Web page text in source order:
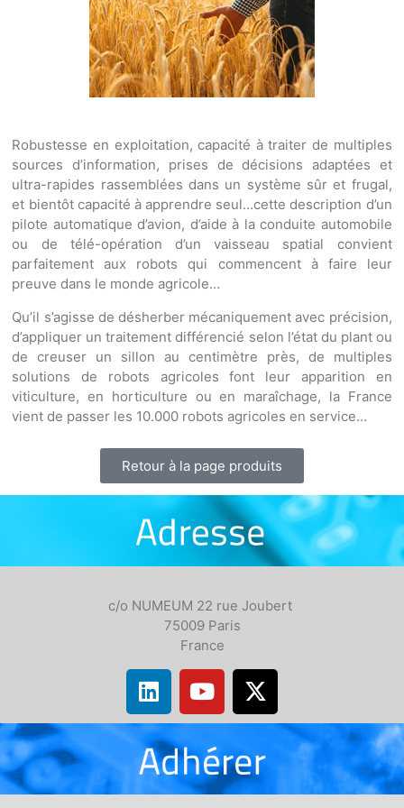
Robustesse en exploitation, capacité à traiter de multiples
sources d’information, prises de décisions adaptées et
ultra-rapides rassemblées dans un système sûr et frugal,
et bientôt capacité à apprendre seul…cette description d’un
pilote automatique d’avion, d’aide à la conduite automobile
ou de télé-opération d’un vaisseau spatial convient
parfaitement aux robots qui commencent à faire leur
preuve dans le monde agricole…
Qu’il s’agisse de désherber mécaniquement avec précision,
d’appliquer un traitement différencié selon l’état du plant ou
de creuser un sillon au centimètre près, de multiples
solutions de robots agricoles font leur apparition en
viticulture, en horticulture ou en maraîchage, la France
vient de passer les 10.000 robots agricoles en service…
Retour à la page produits
c/o NUMEUM 22 rue Joubert
75009 Paris
France